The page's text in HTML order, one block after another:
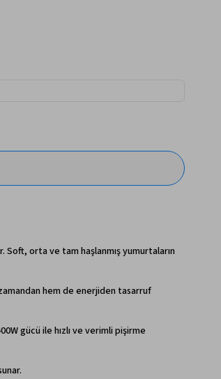
Soft, orta ve tam haşlanmış yumurtaların
hem de enerjiden tasarruf
gücü ile hızlı ve verimli pişirme